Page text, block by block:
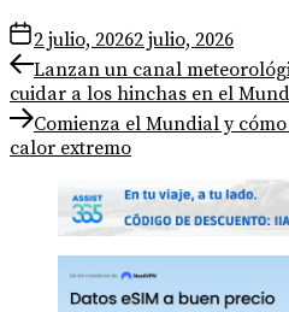
2 julio, 20262 julio, 2026
Navegación
de
entradas
Previous
post:
Lanzan un canal
cuidar a los hinchas en el
Next
post:
Comienza el Mundial y
calor extremo